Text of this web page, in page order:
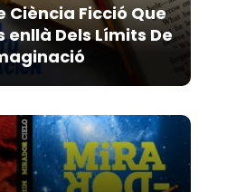
Ciència Ficció Que
enllà Dels Límits De